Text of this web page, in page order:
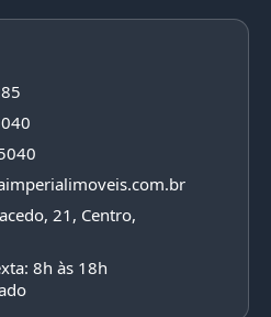
21, Centro,
8h às 18h